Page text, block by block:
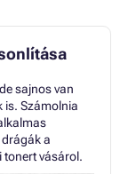
sajnos van
is. Számolnia
a
tonert vásárol.